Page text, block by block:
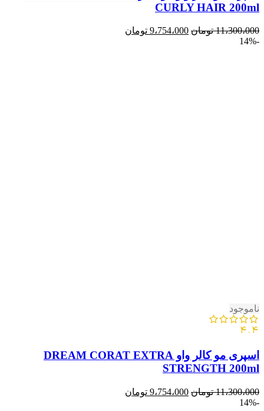
CURLY HAIR 200ml
11،300،000 تومان 9،754،000 تومان
-14%
ناموجود
4.4
اسپری مو کالر واو DREAM CORAT EXTRA
STRENGTH 200ml
11،300،000 تومان 9،754،000 تومان
-14%